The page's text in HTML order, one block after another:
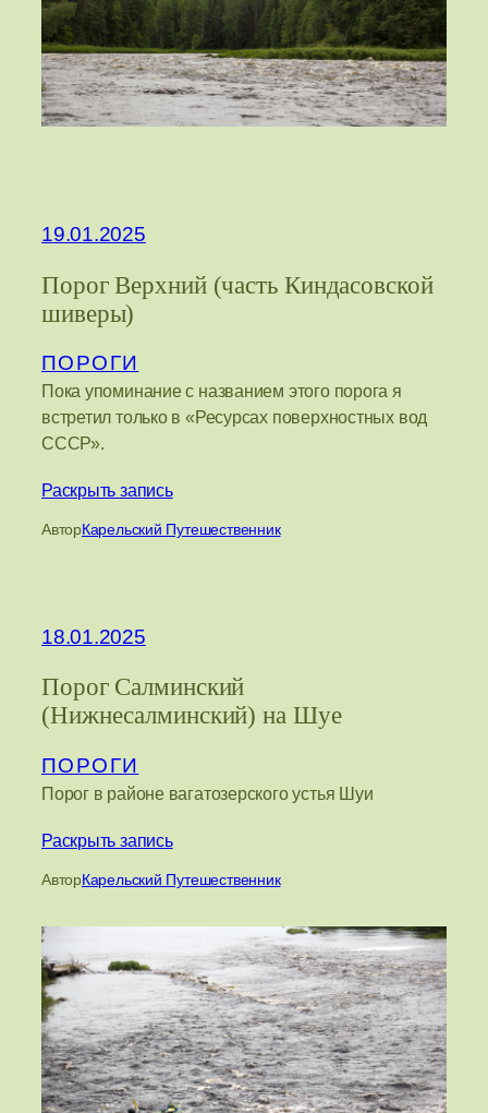
19.01.2025
Порог Верхний (часть Киндасовской
шиверы)
ПОРОГИ
Пока упоминание с названием этого порога я
встретил только в «Ресурсах поверхностных вод
СССР».
Раскрыть запись
АвторКарельский Путешественник
18.01.2025
Порог Салминский
(Нижнесалминский) на Шуе
ПОРОГИ
Порог в районе вагатозерского устья Шуи
Раскрыть запись
АвторКарельский Путешественник